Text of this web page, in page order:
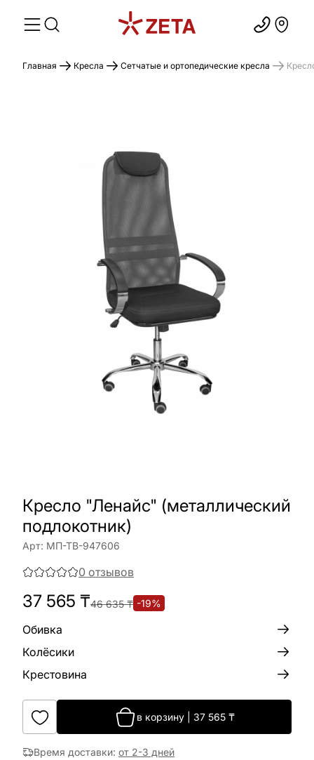
Главная Кресла Сетчатые и ортопедические кресла
Кресло "Ленайс" (металлический
подлокотник)
Арт: МП-ТВ-947606
0 отзывов
37 565 ₸46 635₸ -19%
Обивка
Колёсики
Крестовина
в корзину| 37 565₸
Время доставки: от 2-3 дней